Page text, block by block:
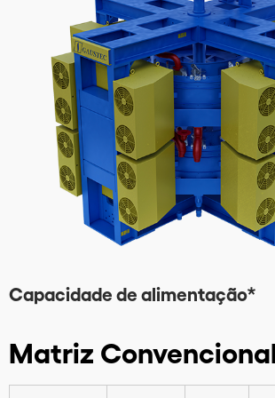
Capacidade de alimentação*
Matriz Convencional